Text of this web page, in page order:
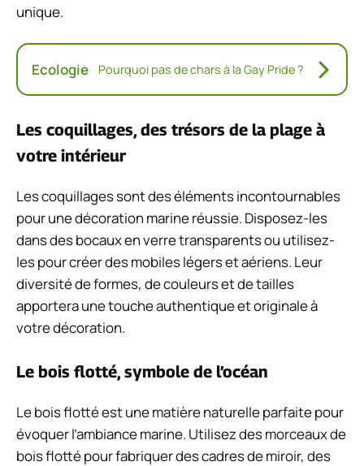
unique.
Ecologie Pourquoi pas de chars à la Gay Pride ?
Les coquillages, des trésors de la plage à
votre intérieur
Les coquillages sont des éléments incontournables
pour une décoration marine réussie. Disposez-les
dans des bocaux en verre transparents ou utilisez-
les pour créer des mobiles légers et aériens. Leur
diversité de formes, de couleurs et de tailles
apportera une touche authentique et originale à
votre décoration.
Le bois flotté, symbole de l’océan
Le bois flotté est une matière naturelle parfaite pour
évoquer l’ambiance marine. Utilisez des morceaux de
bois flotté pour fabriquer des cadres de miroir, des